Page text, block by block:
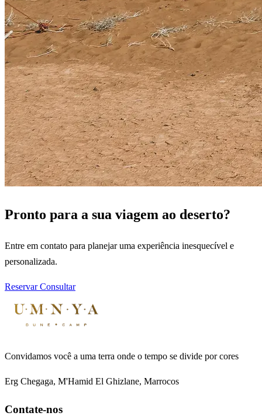
Pronto para a sua viagem ao deserto?
Entre em contato para planejar uma experiência inesquecível e
personalizada.
ReservarConsultar
Convidamos você a uma terra onde o tempo se divide por cores
Erg Chegaga, M'Hamid El Ghizlane, Marrocos
Contate-nos